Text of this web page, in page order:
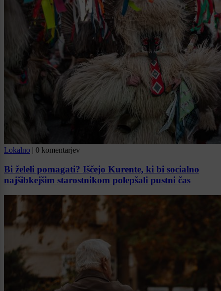
Lokalno | 0 komentarjev
Bi želeli pomagati? Iščejo Kurente, ki bi socialno
najšibkejšim starostnikom polepšali pustni čas